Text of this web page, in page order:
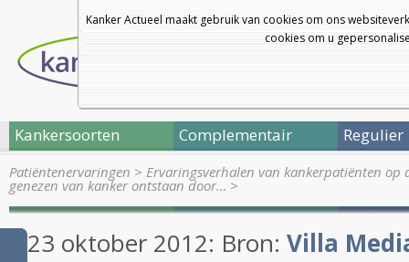
Kanker Actueel maakt gebruik van cookies om ons
cookies om u
Kankersoorten Complementair Regulier
Patiëntenervaringen > Ervaringsverhalen van kankerpatiënten op
genezen van kanker ontstaan door… >
23 oktober 2012: Bron: Villa